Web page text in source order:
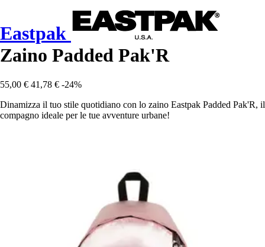
Eastpak
Zaino Padded Pak'R
55,00 € 41,78 € -24%
Dinamizza il tuo stile quotidiano con lo zaino Eastpak Padded Pak'R, il
compagno ideale per le tue avventure urbane!